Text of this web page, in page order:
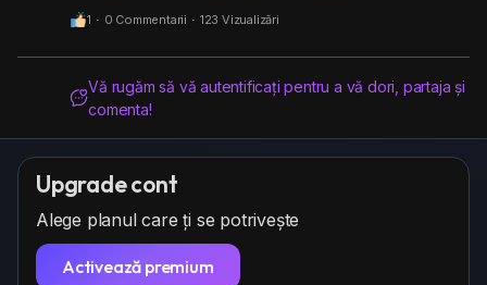
Puterea este indiferentă la interesele prostimii iar pe de
altă parte este mulțimea...
1 · 0 Commentarii · 123 Vizualizări
Vă rugăm să vă autentificați pentru a vă dori, partaja și
comenta!
Upgrade cont
Alege planul care ți se potrivește
Activează premium